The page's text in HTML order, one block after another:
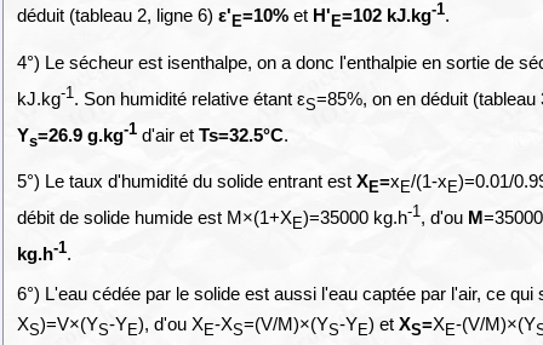
déduit (tableau 2, ligne 6)ε'E=10% et H'E=102 kJ.kg-1.
4°) Le sécheur est isenthalpe, on a donc l'enthalpie en sortie de
kJ.kg-1 . Son humidité relative étant εS=85%, on en déduit (tableau
Ys=26.9 g.kg-1 d'air etTs=32.5°C.
5°) Le taux d'humidité du solide entrant estXE=x E/(1-x E)=0.01/
débit de solide humide est M×(1+XE)=35000 kg.h-1, d'ou M
kg.h-1.
6°) L'eau cédée par le solide est aussi l'eau captée par l'air, ce
XS)=V×(YS-YE), d'ou XE-XS=(V/M)×(YS-YE) etXS=XE-(V/M)×(Y